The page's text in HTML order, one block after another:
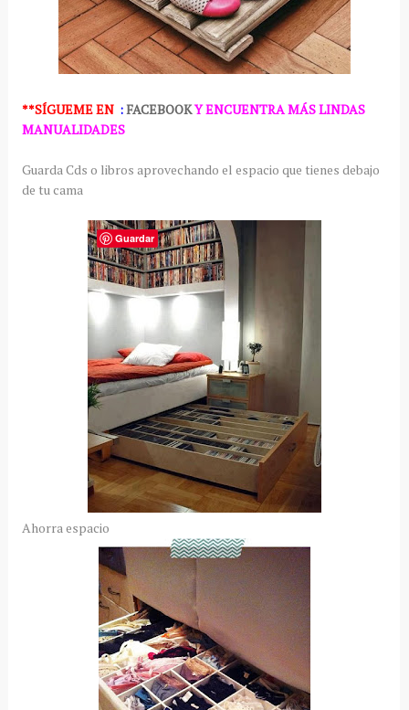
**SÍGUEMEEN :FACEBOOKY ENCUENTRA MÁS LINDAS
MANUALIDADES
Guarda Cds o libros aprovechando el espacio que tienes debajo
de tu cama
Ahorra espacio
Guardar